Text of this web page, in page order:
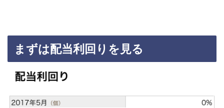
まずは配当利回りを見る